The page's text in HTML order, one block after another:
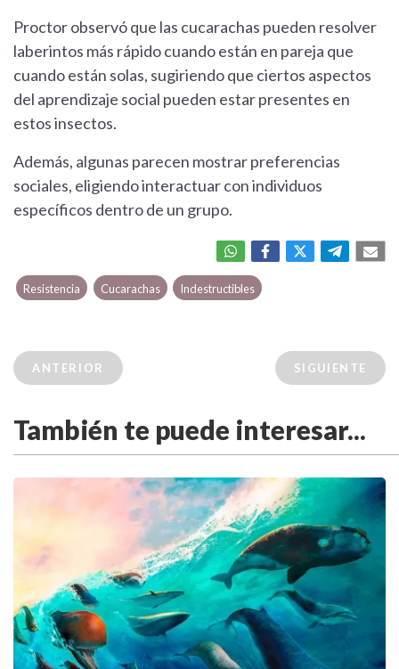
Proctor observó que las cucarachas pueden resolver
laberintos más rápido cuando están en pareja que
cuando están solas, sugiriendo que ciertos aspectos
del aprendizaje social pueden estar presentes en
estos insectos.
Además, algunas parecen mostrar preferencias
sociales, eligiendo interactuar con individuos
específicos dentro de un grupo.
Resistencia Cucarachas Indestructibles
ANTERIOR SIGUIENTE
También te puede interesar...